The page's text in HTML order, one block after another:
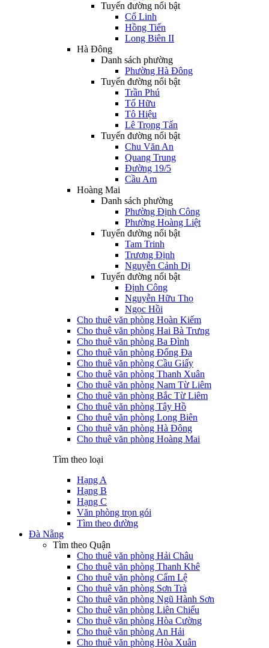
Tuyến đường nổi bật
Cổ Linh
Hồng Tiến
Long Biên II
Hà Đông
Danh sách phường
Phường Hà Đông
Tuyến đường nổi bật
Trần Phú
Tố Hữu
Tô Hiệu
Lê Trọng Tấn
Tuyến đường nổi bật
Chu Văn An
Quang Trung
Đường 19/5
Cầu Am
Hoàng Mai
Danh sách phường
Phường Định Công
Phường Hoàng Liệt
Tuyến đường nổi bật
Tam Trinh
Trương Định
Nguyễn Cảnh Dị
Tuyến đường nổi bật
Định Công
Nguyễn Hữu Thọ
Ngọc Hồi
Cho thuê văn phòng Hoàn Kiếm
Cho thuê văn phòng Hai Bà Trưng
Cho thuê văn phòng Ba Đình
Cho thuê văn phòng Đống Đa
Cho thuê văn phòng Cầu Giấy
Cho thuê văn phòng Thanh Xuân
Cho thuê văn phòng Nam Từ Liêm
Cho thuê văn phòng Bắc Từ Liêm
Cho thuê văn phòng Tây Hồ
Cho thuê văn phòng Long Biên
Cho thuê văn phòng Hà Đông
Cho thuê văn phòng Hoàng Mai
Tìm theo loại
Hạng A
Hạng B
Hạng C
Văn phòng trọn gói
Tìm theo đường
Đà Nẵng
Tìm theo Quận
Cho thuê văn phòng Hải Châu
Cho thuê văn phòng Thanh Khê
Cho thuê văn phòng Cẩm Lệ
Cho thuê văn phòng Sơn Trà
Cho thuê văn phòng Ngũ Hành Sơn
Cho thuê văn phòng Liên Chiểu
Cho thuê văn phòng Hòa Cường
Cho thuê văn phòng An Hải
Cho thuê văn phòng Hòa Xuân